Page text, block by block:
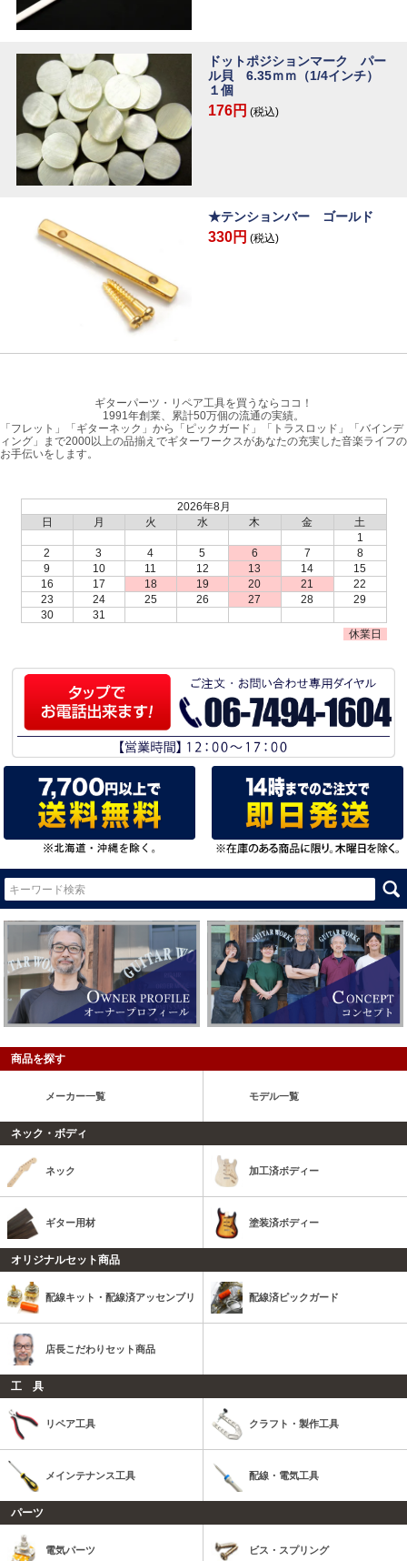
ドットポジションマーク パー
ル貝 6.35ｍｍ（1/4インチ）
１個
176円 (税込)
★テンションバー ゴールド
330円 (税込)
ギターパーツ・リペア工具を買うならココ！
1991年創業、累計50万個の流通の実績。
「フレット」「ギターネック」から「ピックガード」「トラスロッド」「バインデ
ィング」まで2000以上の品揃えでギターワークスがあなたの充実した音楽ライフの
お手伝いをします。
2026年8月
日
月 火 水 木 金
土
1
2
3 4 5 6 7
8
9
10 11 12 13 14
15
16
17 18 19 20 21
22
23
24 25 26 27 28
29
30
31
休業日
商品を探す
メーカー一覧 モデル一覧
ネック・ボディ
ネック 加工済ボディー
ギター用材 塗装済ボディー
オリジナルセット商品
配線キット・配線済アッセンブリ 配線済ピックガード
店長こだわりセット商品
工 具
リペア工具 クラフト・製作工具
メインテナンス工具 配線・電気工具
パーツ
電気パーツ ビス・スプリング